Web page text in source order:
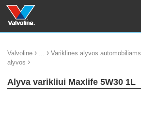
Valvoline › ... › Variklinės alyvos automobiliams
alyvos ›
Alyva varikliui Maxlife 5W30 1L